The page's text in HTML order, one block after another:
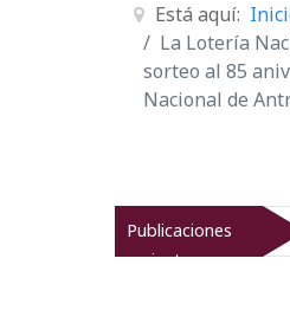
Está aquí:
La Lotería
sorteo al 85
Nacional de
Publicaciones
recientes
historia del gran acervo